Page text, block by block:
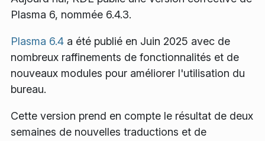
Plasma 6, nommée 6.4.3.
Plasma 6.4 a été publié en Juin 2025 avec de
nombreux raffinements de fonctionnalités et de
nouveaux modules pour améliorer l'utilisation du
bureau.
Cette version prend en compte le résultat de deux
semaines de nouvelles traductions et de